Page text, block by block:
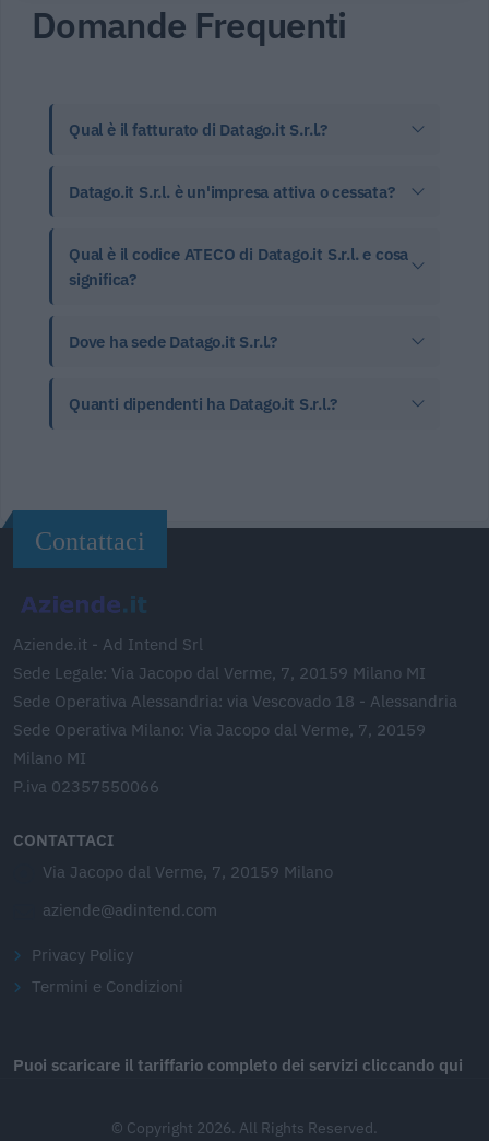
Domande Frequenti
Qual è il fatturato di Datago.it S.r.l.?
Datago.it S.r.l. è un'impresa attiva o cessata?
Qual è il codice ATECO di Datago.it S.r.l. e cosa
significa?
Dove ha sede Datago.it S.r.l.?
Quanti dipendenti ha Datago.it S.r.l.?
Contattaci
Aziende.it - Ad Intend Srl
Sede Legale: Via Jacopo dal Verme, 7, 20159 Milano MI
Sede Operativa Alessandria: via Vescovado 18 - Alessandria
Sede Operativa Milano: Via Jacopo dal Verme, 7, 20159
Milano MI
P.iva 02357550066
CONTATTACI
Via Jacopo dal Verme, 7, 20159 Milano
aziende@adintend.com
Privacy Policy
Termini e Condizioni
Puoi scaricare il tariffario completo dei servizi cliccando qui
© Copyright 2026. All Rights Reserved.